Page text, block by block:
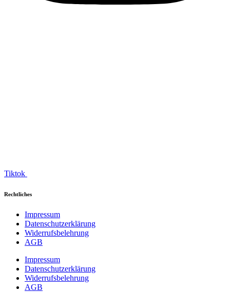
Tiktok
Rechtliches
Impressum
Datenschutzerklärung
Widerrufsbelehrung
AGB
Impressum
Datenschutzerklärung
Widerrufsbelehrung
AGB